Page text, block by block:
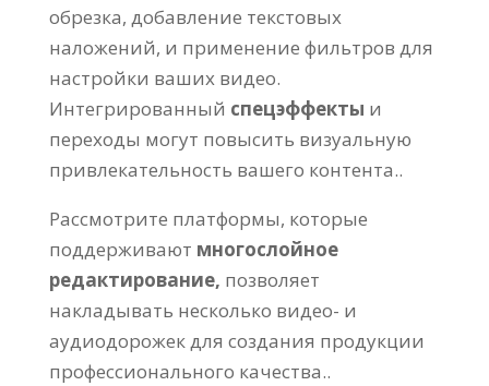
обрезка, добавление текстовых
наложений, и применение фильтров для
настройки ваших видео.
Интегрированный спецэффекты и
переходы могут повысить визуальную
привлекательность вашего контента..
Рассмотрите платформы, которые
поддерживают многослойное
редактирование, позволяет
накладывать несколько видео- и
аудиодорожек для создания продукции
профессионального качества..